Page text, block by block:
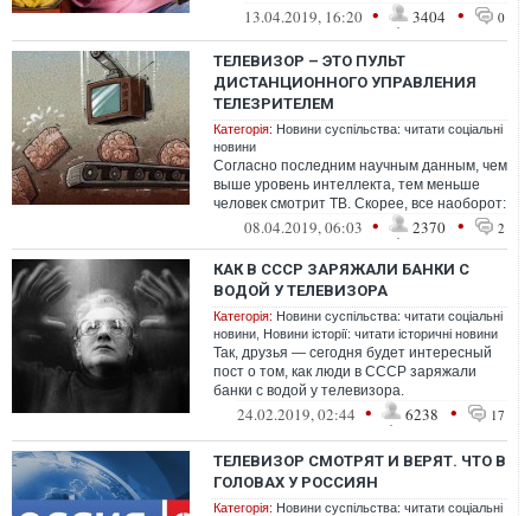
Ребенка в рекламных роликах прив...
13.04.2019, 16:20 • 3404 • 0
ТЕЛЕВИЗОР – ЭТО ПУЛЬТ
ДИСТАНЦИОННОГО УПРАВЛЕНИЯ
ТЕЛЕЗРИТЕЛЕМ
Категорія: Новини суспільства: читати соціальні
новини
Согласно последним научным данным, чем
выше уровень интеллекта, тем меньше
человек смотрит ТВ. Скорее, все наоборот:
08.04.2019, 06:03 • 2370 • 2
КАК В СССР ЗАРЯЖАЛИ БАНКИ С
ВОДОЙ У ТЕЛЕВИЗОРА
Категорія: Новини суспільства: читати соціальні
новини Новини історії: читати історичні новини
Так, друзья — сегодня будет интересный
пост о том, как люди в СССР заряжали
банки с водой у телевизора.
24.02.2019, 02:44 • 6238 • 17
ТЕЛЕВИЗОР СМОТРЯТ И ВЕРЯТ. ЧТО В
ГОЛОВАХ У РОССИЯН
Категорія: Новини суспільства: читати соціальні